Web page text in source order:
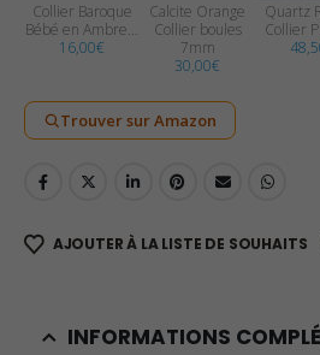
Collier Baroque
Bébé en Ambre…
16,00€
Calcite Orange
Collier boules
7mm
30,00€
Quartz
Collier
Trouver sur Amazon
AJOUTER À LA LISTE DE SOUHAITS
INFORMATIONS